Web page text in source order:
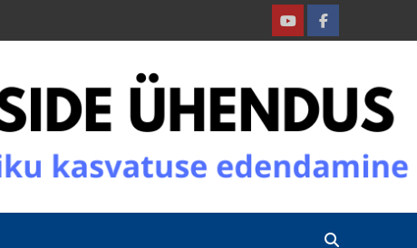
YoutubeFacebook